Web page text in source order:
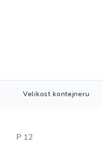
Velikost kontejneru
P 12